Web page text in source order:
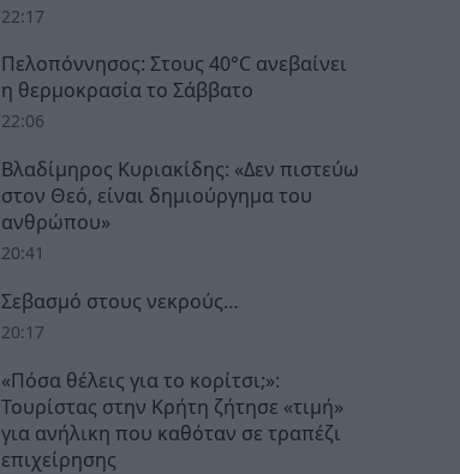
22:17
Πελοπόννησος: Στους 40°C ανεβαίνει
η θερμοκρασία το Σάββατο
22:06
Βλαδίμηρος Κυριακίδης: «Δεν πιστεύω
στον Θεό, είναι δημιούργημα του
ανθρώπου»
20:41
Σεβασμό στους νεκρούς…
20:17
«Πόσα θέλεις για το κορίτσι;»:
Τουρίστας στην Κρήτη ζήτησε «τιμή»
για ανήλικη που καθόταν σε τραπέζι
επιχείρησης